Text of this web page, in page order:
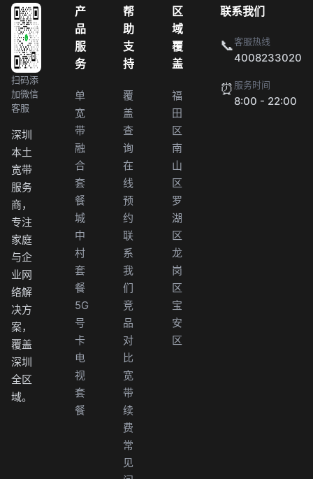
扫码添
加微信
客服
深圳
本土
宽带
服务
商，
专注
家庭
与企
业网
络解
决方
案，
覆盖
深圳
全区
域。
产
品
服
务
单
宽
带
融
合
套
餐
城
中
村
套
餐
5G
号
卡
电
视
套
餐
帮
助
支
持
覆
盖
查
询
在
线
预
约
联
系
我
们
竞
品
对
比
宽
带
续
费
常
见
区
域
覆
盖
福
田
区
南
山
区
罗
湖
区
龙
岗
区
宝
安
区
联系我们
📞客服热线
4008233020
⏰ 服务时间
8:00 - 22:00